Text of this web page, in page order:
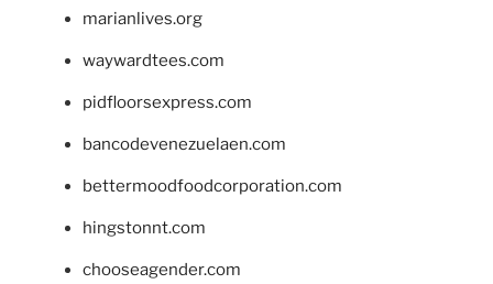
marianlives.org
waywardtees.com
pidfloorsexpress.com
bancodevenezuelaen.com
bettermoodfoodcorporation.com
hingstonnt.com
chooseagender.com